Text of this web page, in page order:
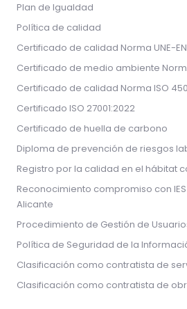
Plan de Igualdad
Política de calidad
Certificado de calidad Norma UNE-EN
Certificado de medio ambiente Norma
Certificado de calidad Norma ISO
Certificado ISO 27001:2022
Certificado de huella de carbono
Diploma de prevención de riesgos
Registro por la calidad en el hábitat
Reconocimiento compromiso con
Alicante
Procedimiento de Gestión de
Política de Seguridad de la
Clasificación como contratista de
Clasificación como contratista de